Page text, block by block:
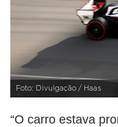
Foto: Divulgação / Haas
“O carro estava